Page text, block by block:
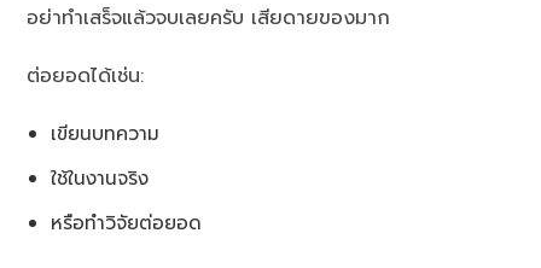
อย่าทำเสร็จแล้วจบเลยครับ เสียดายของมาก
ต่อยอดได้เช่น:
เขียนบทความ
ใช้ในงานจริง
หรือทำวิจัยต่อยอด